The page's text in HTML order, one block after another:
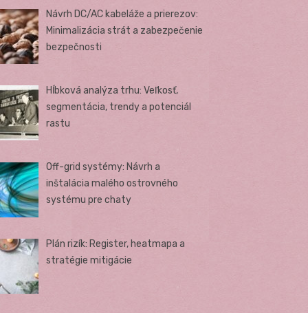
Návrh DC/AC kabeláže a prierezov:
Minimalizácia strát a zabezpečenie
bezpečnosti
Hĺbková analýza trhu: Veľkosť,
segmentácia, trendy a potenciál
rastu
Off-grid systémy: Návrh a
inštalácia malého ostrovného
systému pre chaty
Plán rizík: Register, heatmapa a
stratégie mitigácie